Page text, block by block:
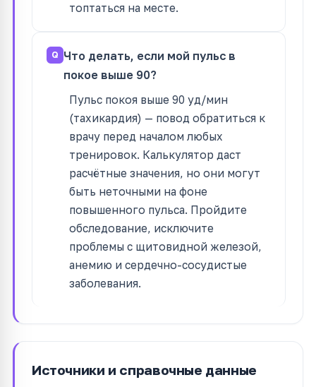
топтаться на месте.
Что делать, если мой пульс в
покое выше 90?
Пульс покоя выше 90 уд/мин
(тахикардия) — повод обратиться к
врачу перед началом любых
тренировок. Калькулятор даст
расчётные значения, но они могут
быть неточными на фоне
повышенного пульса. Пройдите
обследование, исключите
проблемы с щитовидной железой,
анемию и сердечно-сосудистые
заболевания.
Источники и справочные данные